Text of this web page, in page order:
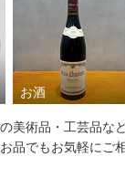
お酒
美術品・工芸品な
品でもお気軽にご